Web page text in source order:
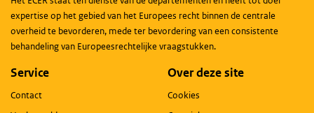
expertise op het gebied van het Europees recht binnen de centrale
overheid te bevorderen, mede ter bevordering van een consistente
behandeling van Europeesrechtelijke vraagstukken.
Service
Contact
Over deze site
Cookies